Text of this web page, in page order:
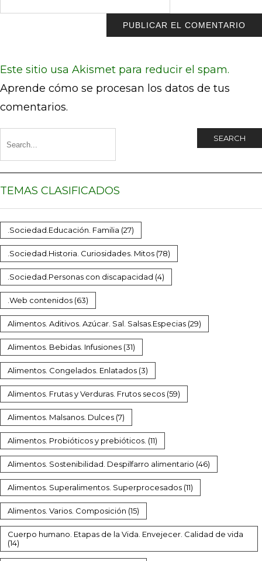
Este sitio usa Akismet para reducir el spam.
Aprende cómo se procesan los datos de tus
comentarios.
SEARCH
TEMAS CLASIFICADOS
.Sociedad.Educación. Familia (27)
.Sociedad.Historia. Curiosidades. Mitos (78)
.Sociedad.Personas con discapacidad (4)
.Web contenidos (63)
Alimentos. Aditivos. Azúcar. Sal. Salsas.Especias (29)
Alimentos. Bebidas. Infusiones (31)
Alimentos. Congelados. Enlatados (3)
Alimentos. Frutas y Verduras. Frutos secos (59)
Alimentos. Malsanos. Dulces (7)
Alimentos. Probióticos y prebióticos. (11)
Alimentos. Sostenibilidad. Despilfarro alimentario (46)
Alimentos. Superalimentos. Superprocesados (11)
Alimentos. Varios. Composición (15)
Cuerpo humano. Etapas de la Vida. Envejecer. Calidad de vida
(14)